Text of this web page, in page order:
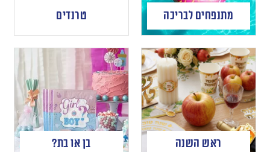
מתנפחים לבריכה טרנדים
ראש השנה בן או בת?